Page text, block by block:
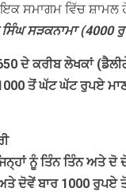
ਇਕ ਸਮਾਗਮ ਵਿੱਚ
ਸਿੰਘ ਸੜਕਨਾਮਾ(4000
ਦੇ ਕਰੀਬ ਲੇਖਕਾਂ
ਤੋਂ ਘੱਟ ਘੱਟ ਰੁਪਏ
ਨੂੰ ਤਿੰਨ ਤਿੰਨ ਅਤੇ ਦੋ
ਦੋਵੇਂ ਬਾਰ 1000 ਰੁਪਏ